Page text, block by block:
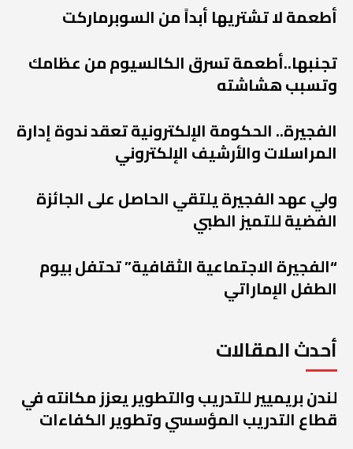
أطعمة لا تشتريها أبداً من السوبرماركت
تجنبها..أطعمة تسرق الكالسيوم من عظامك
وتسبب هشاشته
الفجيرة.. الحكومة الإلكترونية تعقد ندوة إدارة
المراسلات والأرشيف الإلكتروني
ولي عهد الفجيرة يلتقي الحاصل على الجائزة
الفضية للتميز الطبي
“الفجيرة الاجتماعية الثقافية” تحتفل بيوم
الطفل الإماراتي
أحدث المقالات
لندن بريميير للتدريب والتطوير يعزز مكانته في
قطاع التدريب المؤسسي وتطوير الكفاءات